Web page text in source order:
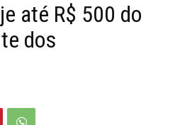
até R$ 500 do
dos